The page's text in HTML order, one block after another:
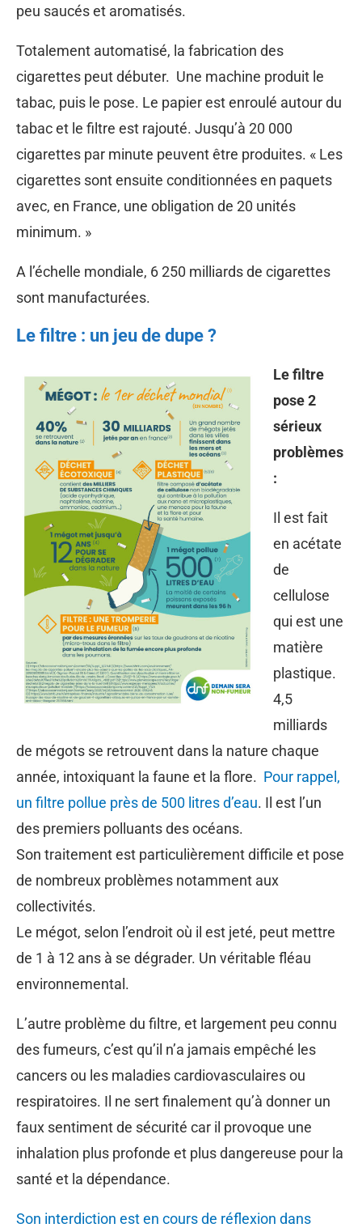
peu saucés et aromatisés.
Totalement automatisé, la fabrication des
cigarettes peut débuter. Une machine produit le
tabac, puis le pose. Le papier est enroulé autour du
tabac et le filtre est rajouté. Jusqu’à 20 000
cigarettes par minute peuvent être produites. « Les
cigarettes sont ensuite conditionnées en paquets
avec, en France, une obligation de 20 unités
minimum. »
A l’échelle mondiale, 6 250 milliards de cigarettes
sont manufacturées.
Le filtre : un jeu de dupe ?
Le filtre
pose 2
sérieux
problèmes
:
Il est fait
en acétate
de
cellulose
qui est une
matière
plastique.
4,5
milliards
de mégots se retrouvent dans la nature chaque
année, intoxiquant la faune et la flore. Pour rappel,
un filtre pollue près de 500 litres d’eau. Il est l’un
des premiers polluants des océans.
Son traitement est particulièrement difficile et pose
de nombreux problèmes notamment aux
collectivités.
Le mégot, selon l’endroit où il est jeté, peut mettre
de 1 à 12 ans à se dégrader. Un véritable fléau
environnemental.
L’autre problème du filtre, et largement peu connu
des fumeurs, c’est qu’il n’a jamais empêché les
cancers ou les maladies cardiovasculaires ou
respiratoires. Il ne sert finalement qu’à donner un
faux sentiment de sécurité car il provoque une
inhalation plus profonde et plus dangereuse pour la
santé et la dépendance.
Son interdiction est en cours de réflexion dans